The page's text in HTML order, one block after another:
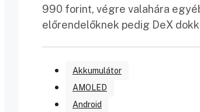
990 forint, végre valahára
előrendelőknek pedig DeX
Akkumulátor
AMOLED
Android